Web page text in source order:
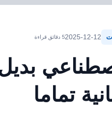
2025-12-125 دقائق قراءة
تماما